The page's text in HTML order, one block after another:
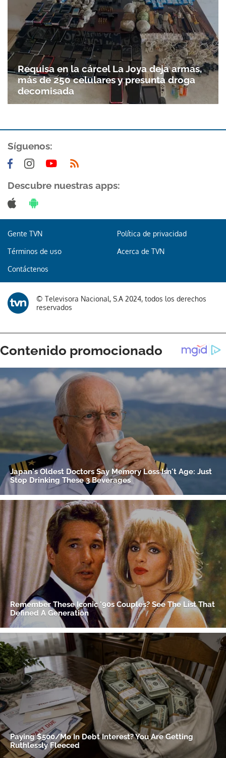
Gracias por suscribirte a nuestro boletín.
Requisa en la cárcel La Joya deja armas,
más de 250 celulares y presunta droga
decomisada
Síguenos:
Descubre nuestras apps:
Gente TVN Política de privacidad
Términos de uso Acerca de TVN
Contáctenos
© Televisora Nacional, S.A 2024, todos los derechos
reservados